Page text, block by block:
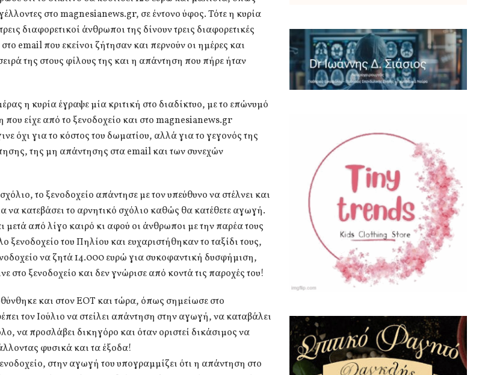
στο magnesianews.gr, σε έντονο ύφος. Τότε η κυρία
διαφορετικοί άνθρωποι της δίνουν τρεις διαφορετικές
email που εκείνοι ζήτησαν και περνούν οι ημέρες και
της στους φίλους της και η απάντηση που πήρε ήταν
η κυρία έγραψε μία κριτική στο διαδίκτυο, με το επώνυμό
που είχε από το ξενοδοχείο και στο magnesianews.gr
όχι για το κόστος του δωματίου, αλλά για το γεγονός της
της μη απάντησης στα email και των συνεχών
το ξενοδοχείο απάντησε με τον υπεύθυνο να στέλνει και
να κατεβάσει το αρνητικό σχόλιο καθώς θα κατέθετε αγωγή.
μετά από λίγο καιρό κι αφού οι άνθρωποι με την παρέα τους
ξενοδοχείο του Πηλίου και ευχαριστήθηκαν το ταξίδι τους,
να ζητά 14.000 ευρώ για συκοφαντική δυσφήμιση,
στο ξενοδοχείο και δεν γνώρισε από κοντά τις παροχές του!
και στον ΕΟΤ και τώρα, όπως σημείωσε στο
τον Ιούλιο να στείλει απάντηση στην αγωγή, να καταβάλει
να προσλάβει δικηγόρο και όταν οριστεί δικάσιμος να
φυσικά και τα έξοδα!
στην αγωγή του υπογραμμίζει ότι η απάντηση στο